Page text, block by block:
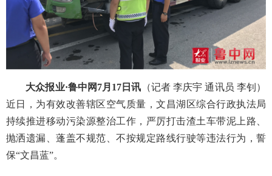
大众报业·鲁中网 7月 17 日讯 （记者 李庆宇 通讯员 李钊）
近日， 为有效改善辖区空气质量，文昌湖区综合行政执法局
持续推进移动污染源整治工作，严厉打击渣土车带泥上路、
抛洒遗漏、蓬盖不规范、不按规定路线行驶等违法行为，誓
保“文昌蓝”。